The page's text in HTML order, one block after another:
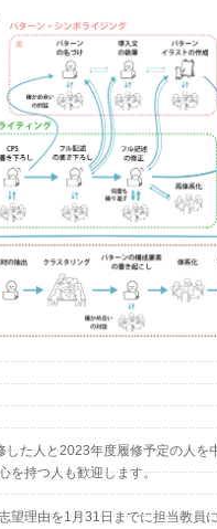
した人と2023年度履修予定の人を
を持つ人も歓迎します。
望理由を1月31日までに担当教員